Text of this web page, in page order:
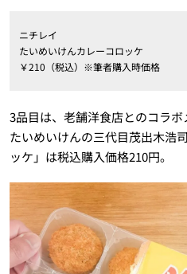
ニチレイ
たいめいけんカレーコロッケ
￥210（税込）※筆者購入時価格
3品目は、老舗洋食店とのコラ
たいめいけんの三代目茂出木浩
ッケ」は税込購入価格210円。